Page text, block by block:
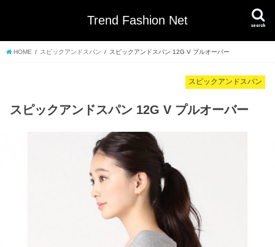
Trend Fashion Net search
HOME スピックアンドスパン スピックアンドスパン 12G V プルオーバー
スピックアンドスパン
スピックアンドスパン 12G V プルオーバー